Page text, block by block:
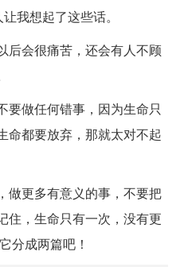
我想起了这些话。
后会很痛苦，还会有人不顾
要做任何错事，因为生命只
命都要放弃，那就太对不起
做更多有意义的事，不要把
住，生命只有一次，没有更
分成两篇吧！